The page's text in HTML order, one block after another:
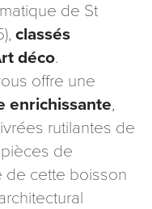
de St
classés
déco.
offre une
enrichissante,
rutilantes de
de
de cette boisson